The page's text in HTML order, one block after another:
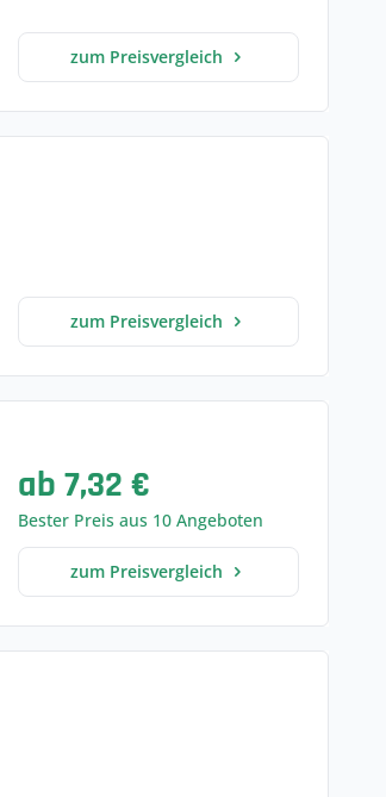
zum Preisvergleich
zum Preisvergleich
ab 7,32 €
Bester Preis aus 10 Angeboten
zum Preisvergleich